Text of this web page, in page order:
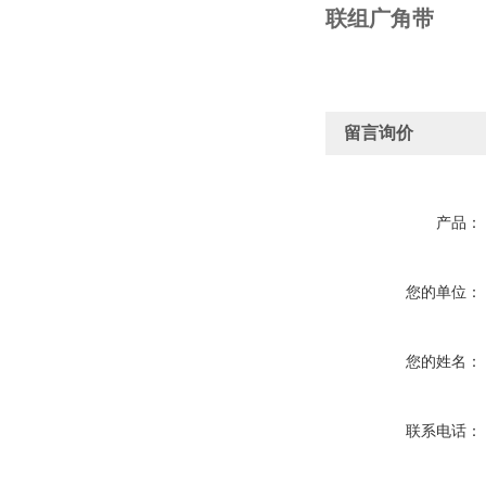
联组广角带
留言询价
产品：
您的单位：
您的姓名：
联系电话：